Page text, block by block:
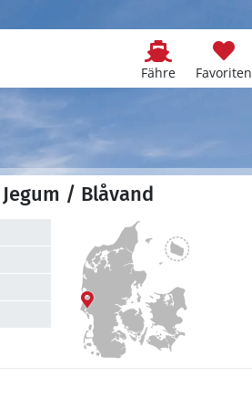
Fähre Favoriten
/ Blåvand